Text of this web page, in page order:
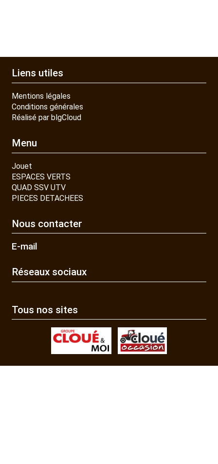
Liens utiles
Mentions légales
Conditions générales
Réalisé par blgCloud
Menu
Jouet
ESPACES VERTS
QUAD SSV UTV
PIECES DETACHEES
Nous contacter
E-mail
Réseaux sociaux
Tous nos sites